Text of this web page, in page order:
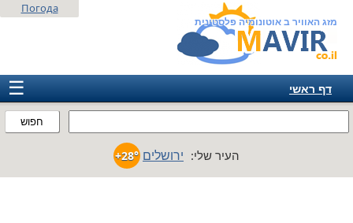
מזג האוויר ב אוטונומיה פלסטינית
חפוש
Погода
☰
דף ראשי
אמריקה
העיר שלי: ירושלים +28°